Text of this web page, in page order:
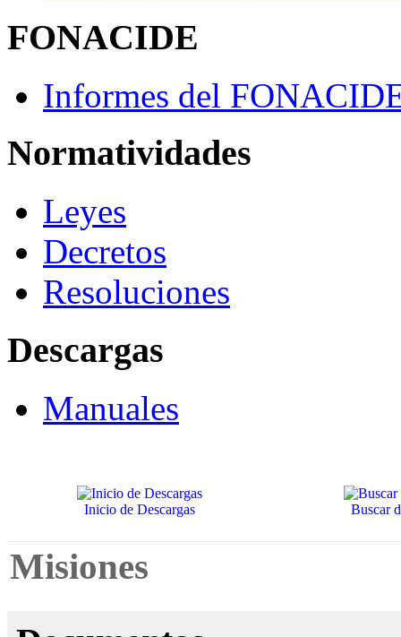
FONACIDE
Informes del
Normatividades
Leyes
Decretos
Resoluciones
Descargas
Manuales
Inicio de Descargas Buscar
Misiones